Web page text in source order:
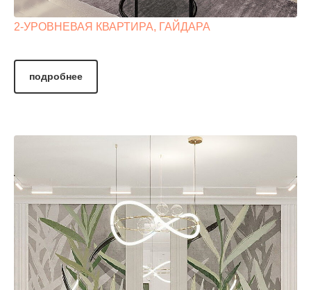
2-УРОВНЕВАЯ КВАРТИРА, ГАЙДАРА
подробнее